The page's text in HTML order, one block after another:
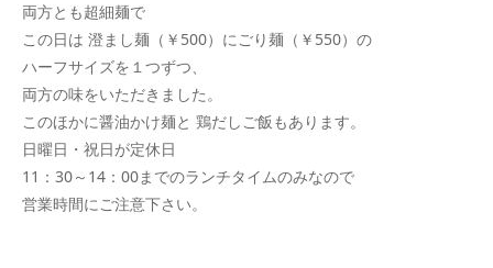
両方とも超細麺で
この日は 澄まし麺（￥500）にごり麺（￥550）の
ハーフサイズを１つずつ、
両方の味をいただきました。
このほかに醤油かけ麺と 鶏だしご飯もあります。
日曜日・祝日が定休日
11：30～14：00までのランチタイムのみなので
営業時間にご注意下さい。